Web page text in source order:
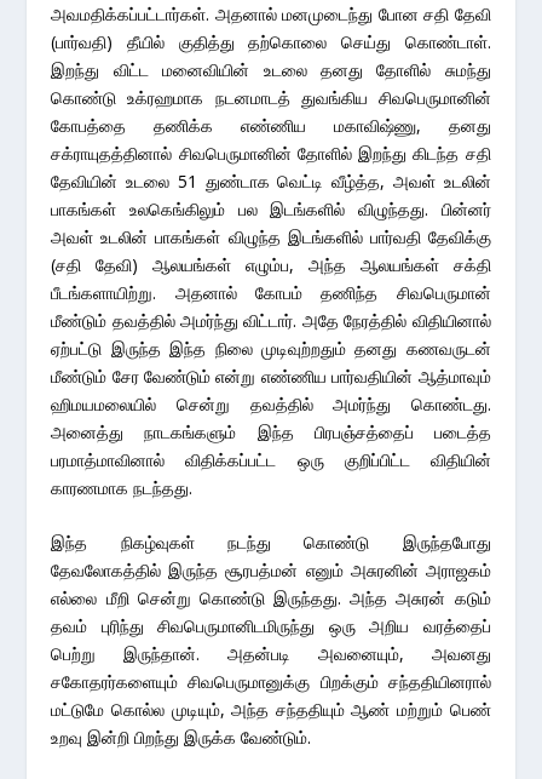
அவமதிக்கப்பட்டார்கள். அதனால் மனமுடைந்து போன சதி தேவி
(பார்வதி) தீயில் குதித்து தற்கொலை செய்து கொண்டாள்.
இறந்து விட்ட மனைவியின் உடலை தனது தோளில் சுமந்து
கொண்டு உக்ரஹமாக நடனமாடத் துவங்கிய சிவபெருமானின்
கோபத்தை தணிக்க எண்ணிய மகாவிஷ்ணு, தனது
சக்ராயுதத்தினால் சிவபெருமானின் தோளில் இறந்து கிடந்த சதி
தேவியின் உடலை 51 துண்டாக வெட்டி வீழ்த்த, அவள் உடலின்
பாகங்கள் உலகெங்கிலும் பல இடங்களில் விழுந்தது. பின்னர்
அவள் உடலின் பாகங்கள் விழுந்த இடங்களில் பார்வதி தேவிக்கு
(சதி தேவி) ஆலயங்கள் எழும்ப, அந்த ஆலயங்கள் சக்தி
பீடங்களாயிற்று. அதனால் கோபம் தணிந்த சிவபெருமான்
மீண்டும் தவத்தில் அமர்ந்து விட்டார். அதே நேரத்தில் விதியினால்
ஏற்பட்டு இருந்த இந்த நிலை முடிவுற்றதும் தனது கணவருடன்
மீண்டும் சேர வேண்டும் என்று எண்ணிய பார்வதியின் ஆத்மாவும்
ஹிமயமலையில் சென்று தவத்தில் அமர்ந்து கொண்டது.
அனைத்து நாடகங்களும் இந்த பிரபஞ்சத்தைப் படைத்த
பரமாத்மாவினால் விதிக்கப்பட்ட ஒரு குறிப்பிட்ட விதியின்
காரணமாக நடந்தது.
இந்த நிகழ்வுகள் நடந்து கொண்டு இருந்தபோது
தேவலோகத்தில் இருந்த சூரபத்மன் எனும் அசுரனின் அராஜகம்
எல்லை மீறி சென்று கொண்டு இருந்தது. அந்த அசுரன் கடும்
தவம் புரிந்து சிவபெருமானிடமிருந்து ஒரு அறிய வரத்தைப்
பெற்று இருந்தான். அதன்படி அவனையும், அவனது
சகோதரர்களையும் சிவபெருமானுக்கு பிறக்கும் சந்ததியினரால்
மட்டுமே கொல்ல முடியும், அந்த சந்ததியும் ஆண் மற்றும் பெண்
உறவு இன்றி பிறந்து இருக்க வேண்டும்.